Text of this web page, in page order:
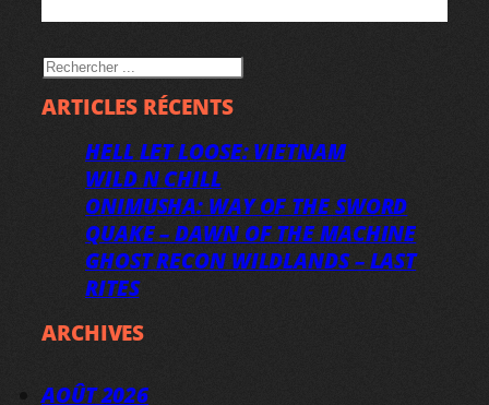
RECHERCHER
ARTICLES RÉCENTS
HELL LET LOOSE: VIETNAM
WILD N CHILL
ONIMUSHA: WAY OF THE SWORD
QUAKE – DAWN OF THE MACHINE
GHOST RECON WILDLANDS – LAST
RITES
ARCHIVES
AOÛT 2026